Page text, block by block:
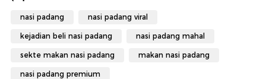
nasi padang nasi padang viral
kejadian beli nasi padang nasi padang mahal
sekte makan nasi padang makan nasi padang
nasi padang premium